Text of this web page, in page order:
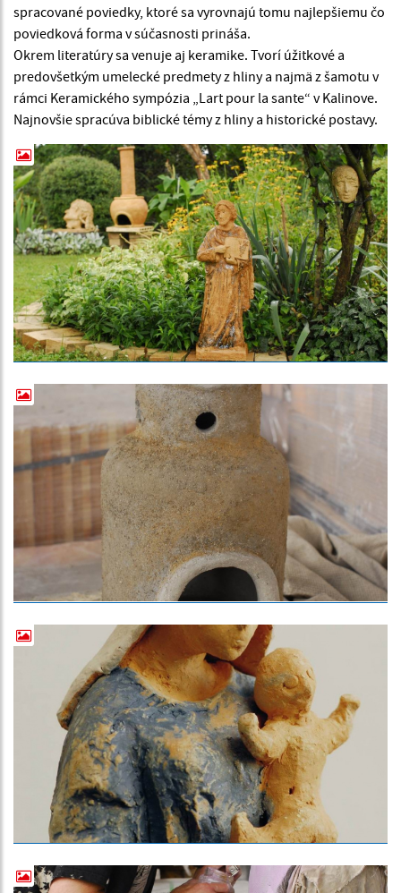
spracované poviedky, ktoré sa vyrovnajú tomu najlepšiemu čo
poviedková forma v súčasnosti prináša.
Okrem literatúry sa venuje aj keramike. Tvorí úžitkové a
predovšetkým umelecké predmety z hliny a najmä z šamotu v
rámci Keramického sympózia „Lart pour la sante“ v Kalinove.
Najnovšie spracúva biblické témy z hliny a historické postavy.